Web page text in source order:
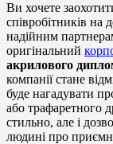
Ви хочете
співробітників на
надійним
оригінальний
акрилового
компанії стане
буде нагадувати
або трафаретного
стильно, але і
людині про